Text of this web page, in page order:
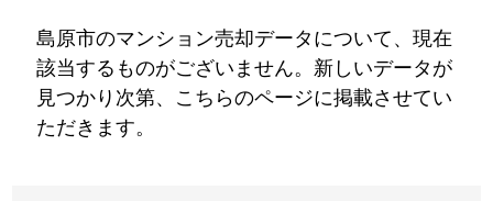
島原市のマンション売却データについて、現在
該当するものがございません。新しいデータが
見つかり次第、こちらのページに掲載させてい
ただきます。